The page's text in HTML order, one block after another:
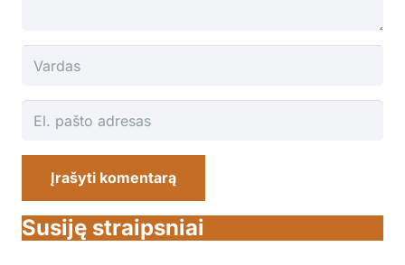
Įrašyti komentarą
Susiję straipsniai